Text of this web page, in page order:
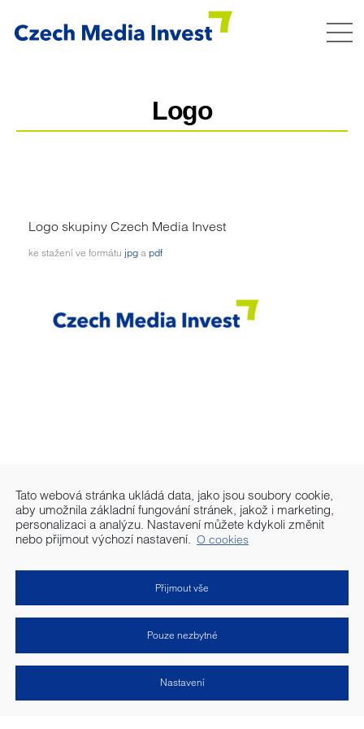
Logo
Logo skupiny Czech Media Invest
ke stažení ve formátu jpg a pdf
Podmínky používání
Tato webová stránka ukládá data, jako jsou soubory cookie,
aby umožnila základní fungování stránek, jakož i marketing,
personalizaci a analýzu. Nastavení můžete kdykoli změnit
nebo přijmout výchozí nastavení.
O cookies
Přijmout vše
Pouze nezbytné
Nastavení